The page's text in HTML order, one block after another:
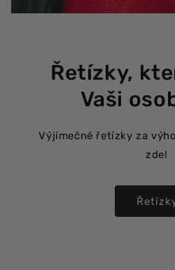
Řetízky,
Vaši
Výjimečné řetízky za
zde!